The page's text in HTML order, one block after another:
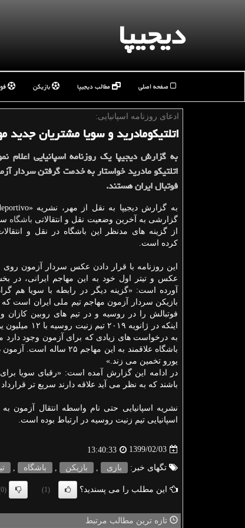
دیجیپا
صفحه اصلی مطالب دیجیپا بازیکن
ادعای روزنامه اسپانیایی:
اتلتیكومادرید و سویا مشتریان جدید
به گزارش دیجیپا یك روزنامه اسپانیایی اعلام
اتلتیكو مادرید خواستار به خدمت گرفتن سردار
فوتبال ایران هستند.
گزارشی به آخرین وضعیت نقل و انتقالاتی باشگاه
از گزینه های مدنظر این باشگاه در نقل و
كرده است.
این روزنامه با قرار دادن عكس سردار آزمون
عكس و تیتر اول خود به این مهاجم ایرانی، در
آورده است: «گزینه دیگر در رابطه با سویا هم
بازیكن سردار آزمون مهاجم تیم ملی ایران است
فوتبالش را در روسیه و در تیم های روبین كازان
باشگاه علاقمند به این مهاجم ۲۵ ساله است. آزمون در فصل جاری ۱۴
یورو تخمین می زند.»
در ادامه این گزارش آمده است: «رقبای سویا برای
باشند كه به نظر می آید علاقه دارند سریع تر
نشریه اسپانیایی حتی نام واسطه انتقال آزمون
اسپانیایی تیم زنیت روسیه در ارتباط بوده است.
1399/02/03
13:40:33
تگهای خبر: بازی بازیكن باشگاه
این مطلب را می پسندید؟ (1)
(0)
تازه ترین مطالب مرتبط